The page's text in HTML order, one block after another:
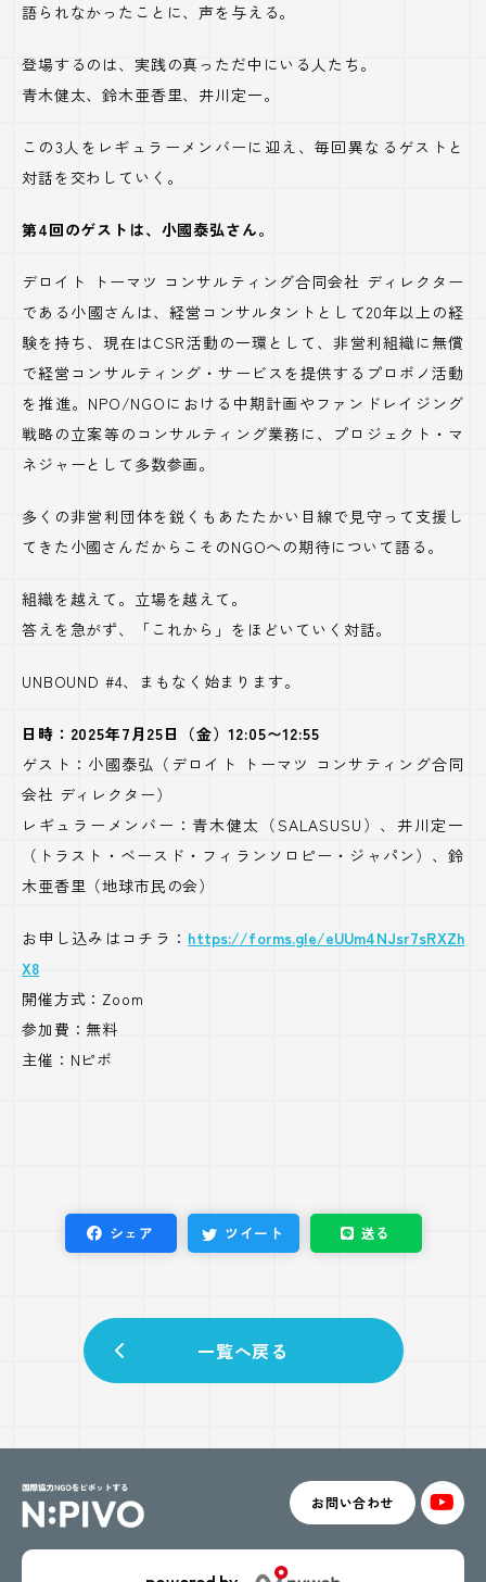
語られなかったことに、声を与える。
登場するのは、実践の真っただ中にいる人たち。
青木健太、鈴木亜香里、井川定一。
この3人をレギュラーメンバーに迎え、毎回異なるゲストと
対話を交わしていく。
第4回のゲストは、小國泰弘さん。
デロイト トーマツ コンサルティング合同会社 ディレクター
である小國さんは、経営コンサルタントとして20年以上の経
験を持ち、現在はCSR活動の一環として、非営利組織に無償
で経営コンサルティング・サービスを提供するプロボノ活動
を推進。 NPO/NGO における中期計画やファンドレイジング
戦略の立案等のコンサルティング業務に、プロジェクト・マ
ネジャーとして多数参画。
多くの非営利団体を鋭くもあたたかい目線で見守って支援し
てきた小國さんだからこそのNGOへの期待について語る。
組織を越えて。立場を越えて。
答えを急がず、「これから」をほどいていく対話。
UNBOUND #4、まもなく始まります。
日時：2025年7月25日（金）12:05〜12:55
ゲスト：小國泰弘（デロイト トーマツ コンサティング合同
会社 ディレクター）
レギュラーメンバー：青木健太（ SALASUSU ）、井川定一
（トラスト・ベースド・フィランソロピー・ジャパン）、鈴
木亜香里（地球市民の会）
お申し込みはコチラ： https://forms.gle/eUUm4NJsr7sRXZh
X8
開催方式： Zoom
参加費：無料
主催： N ピボ
シェア ツイート 送る
一覧へ戻る
お問い合わせ